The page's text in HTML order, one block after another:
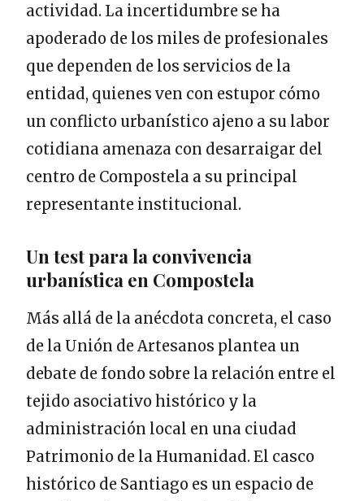
actividad. La incertidumbre se ha
apoderado de los miles de profesionales
que dependen de los servicios de la
entidad, quienes ven con estupor cómo
un conflicto urbanístico ajeno a su labor
cotidiana amenaza con desarraigar del
centro de Compostela a su principal
representante institucional.
Un test para la convivencia
urbanística en Compostela
Más allá de la anécdota concreta, el caso
de la Unión de Artesanos plantea un
debate de fondo sobre la relación entre el
tejido asociativo histórico y la
administración local en una ciudad
Patrimonio de la Humanidad. El casco
histórico de Santiago es un espacio de